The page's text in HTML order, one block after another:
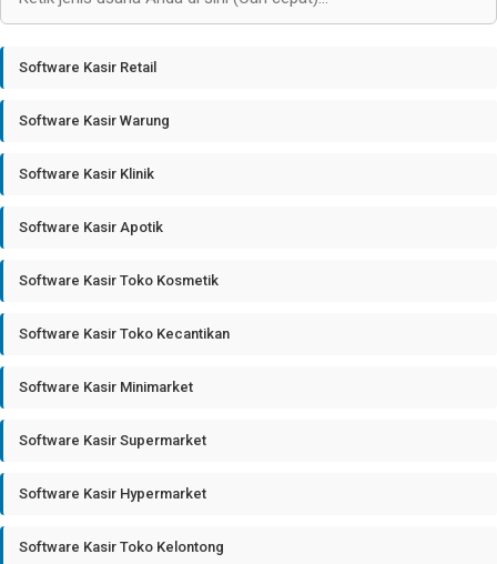
Software Kasir Retail
Software Kasir Warung
Software Kasir Klinik
Software Kasir Apotik
Software Kasir Toko Kosmetik
Software Kasir Toko Kecantikan
Software Kasir Minimarket
Software Kasir Supermarket
Software Kasir Hypermarket
Software Kasir Toko Kelontong